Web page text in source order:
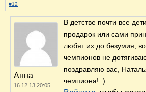
#12
Анна
16.12.13 20:05
В детстве почти все
продарок или сами
любят их до безумия,
чемпионов не
поздравляю вас,
чемпиона! :)